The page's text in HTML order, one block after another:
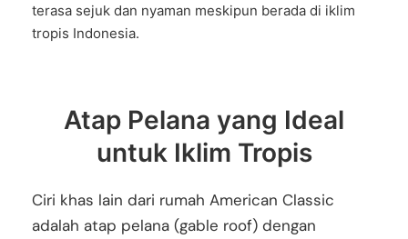
terasa sejuk dan nyaman meskipun berada di iklim
tropis Indonesia.
Atap Pelana yang Ideal
untuk Iklim Tropis
Ciri khas lain dari rumah American Classic
adalah atap pelana (gable roof) dengan